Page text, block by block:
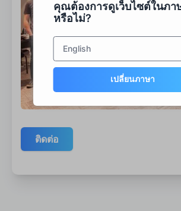
คุณต้องการดูเว็บไซต์ในภา
หรือไม่?
English
เปลี่ยนภาษา
ติดต่อ